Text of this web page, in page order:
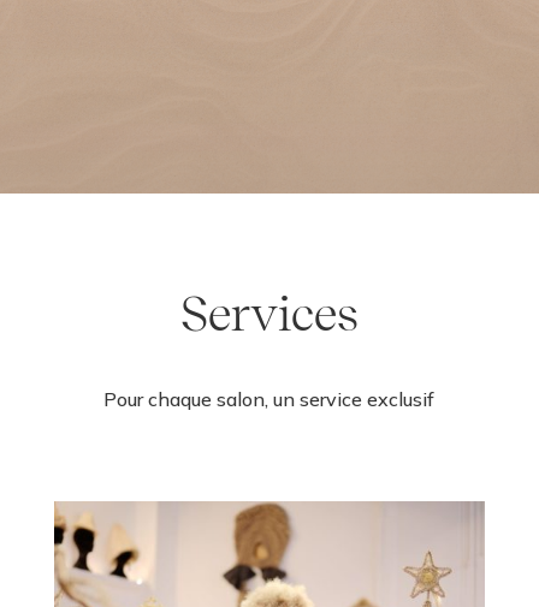
Services
Pour chaque salon, un service exclusif